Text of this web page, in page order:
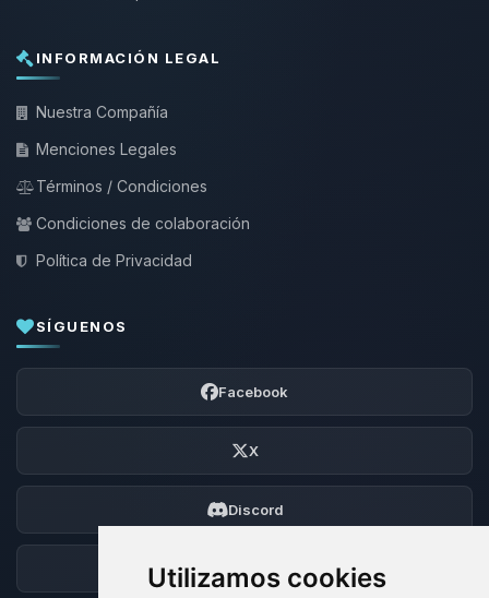
Utilizamos cookies
INFORMACIÓN LEGAL
Nuestra Compañía
Menciones Legales
Términos / Condiciones
Condiciones de colaboración
Política de Privacidad
SÍGUENOS
Facebook
X
Discord
Foro